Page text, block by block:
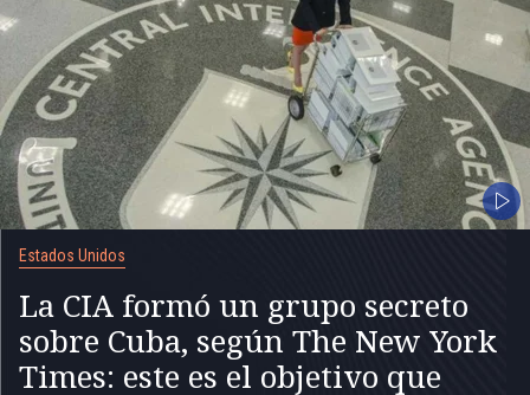
Estados Unidos
La CIA formó un grupo secreto
sobre Cuba, según The New York
Times: este es el objetivo que